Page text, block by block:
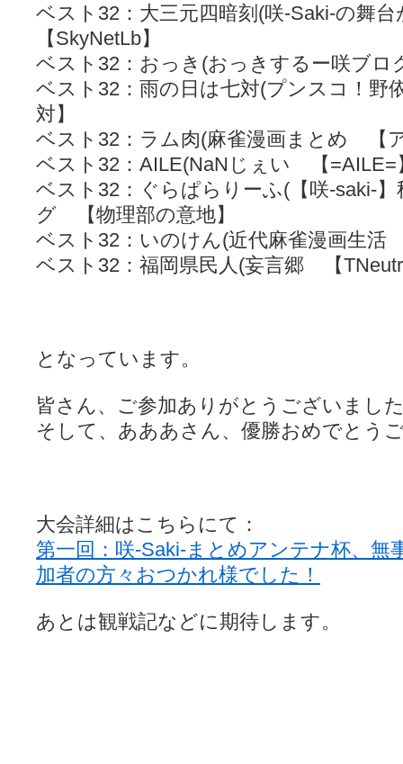
ベスト32：大三元四暗刻(咲-Saki-の舞
【SkyNetLb】
ベスト32：おっき(おっきするー咲ブ
ベスト32：雨の日は七対(プンスコ！
対】
ベスト32：ラム肉(麻雀漫画まとめ 【
ベスト32：AILE(NaNじぇい 【=AILE=
ベスト32：ぐらぱらりーふ(【咲-saki-
グ 【物理部の意地】
ベスト32：いのけん(近代麻雀漫画生
ベスト32：福岡県民人(妄言郷 【
となっています。
皆さん、ご参加ありがとうございまし
そして、あああさん、優勝おめでとう
大会詳細はこちらにて：
第一回：咲-Saki-まとめアンテナ杯、無
加者の方々おつかれ様でした！
あとは観戦記などに期待します。